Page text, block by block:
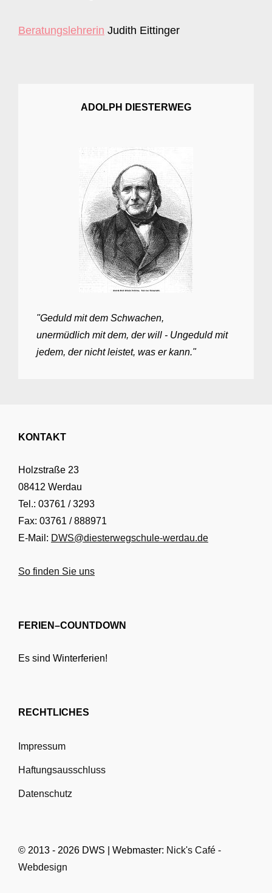
Beratungslehrerin Judith Eittinger
ADOLPH DIESTERWEG
"Geduld mit dem Schwachen,
unermüdlich mit dem, der will - Ungeduld mit
jedem, der nicht leistet, was er kann."
KONTAKT
Holzstraße 23
08412 Werdau
Tel.: 03761 / 3293
Fax: 03761 / 888971
E-Mail: DWS@diesterwegschule-werdau.de
So finden Sie uns
FERIEN–COUNTDOWN
Es sind Winterferien!
RECHTLICHES
Impressum
Haftungsausschluss
Datenschutz
© 2013 - 2026 DWS | Webmaster: Nick's Café -
Webdesign